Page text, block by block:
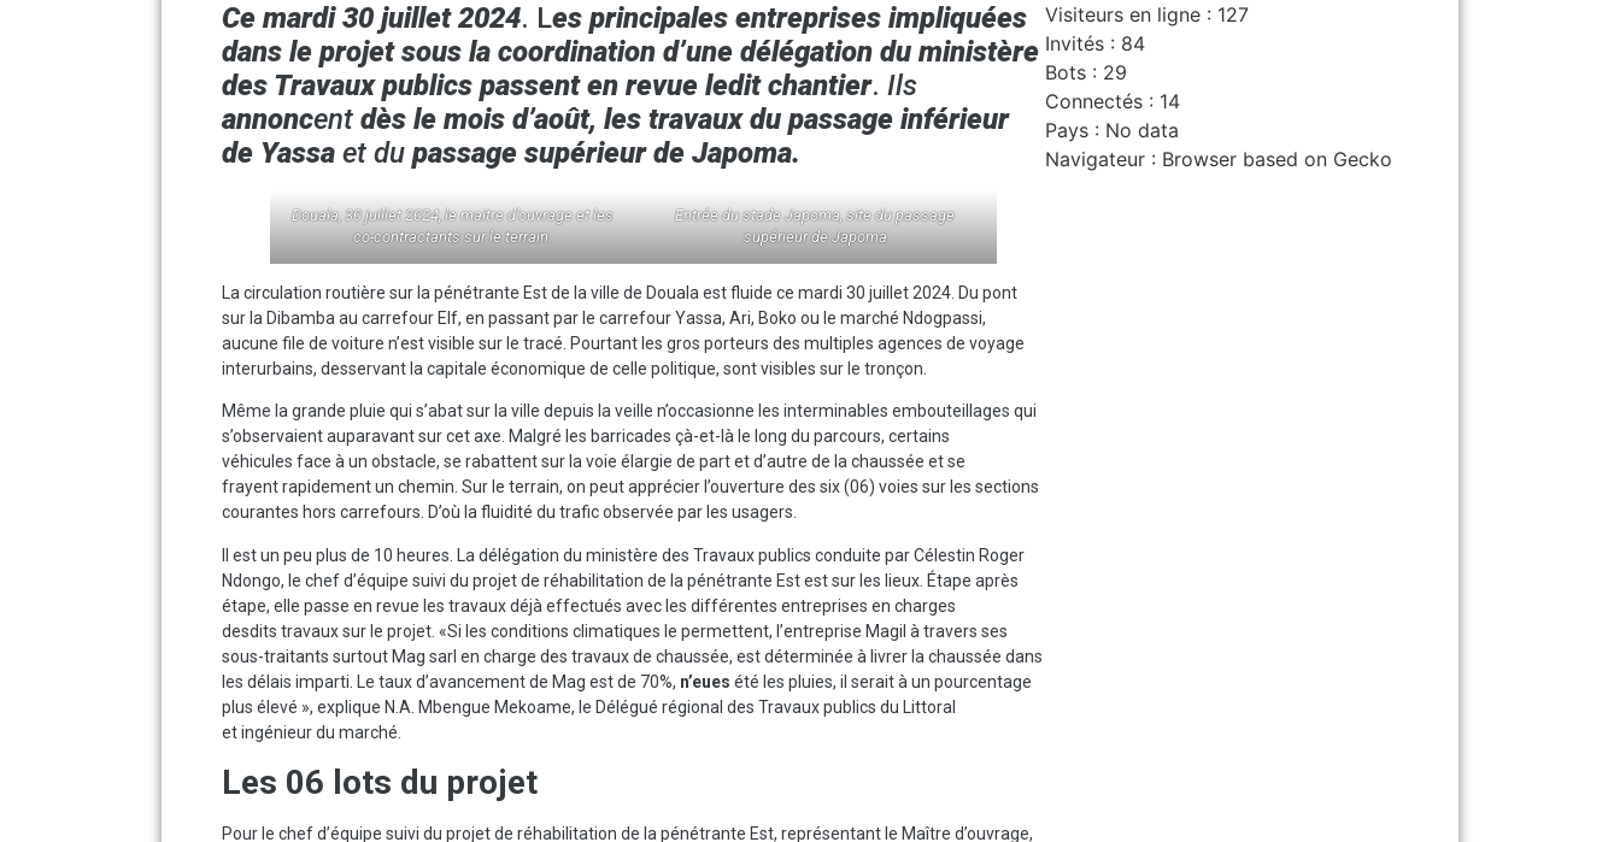
Ce mardi 30 juillet 2024. Les principales entreprises impliquées
dans le projet sous la coordination d’une délégation du ministère
des Travaux publics passent en revue ledit chantier.Ils
annoncent dès le mois d’août, les travaux du passage inférieur
de Yassa et du passage supérieur de Japoma.
Douala, 30 juillet 2024, le maitre d’ouvrage et les
co-contractants sur le terrain.
Entrée du stade Japoma, site du passage
supérieur de Japoma
La circulation routière sur la pénétrante Est de la ville de Douala est fluide ce mardi 30 juillet 2024. Du pont
sur la Dibamba au carrefour Elf, en passant par le carrefour Yassa, Ari, Boko ou le marché Ndogpassi,
aucune file de voiture n’est visible sur le tracé. Pourtant les gros porteurs des multiples agences de voyage
interurbains, desservant la capitale économique de celle politique, sont visibles sur le tronçon.
Même la grande pluie qui s’abat sur la ville depuis la veille n’occasionne les interminables embouteillages qui
s’observaient auparavant sur cet axe. Malgré les barricades çà-et-là le long du parcours, certains
véhicules face à un obstacle, se rabattent sur la voie élargie de part et d’autre de la chaussée et se
frayent rapidement un chemin. Sur le terrain, on peut apprécier l’ouverture des six (06) voies sur les sections
courantes hors carrefours. D’où la fluidité du trafic observée par les usagers.
Il est un peu plus de 10 heures. La délégation du ministère des Travaux publics conduite par Célestin Roger
Ndongo, le chef d’équipe suivi du projet de réhabilitation de la pénétrante Est est sur les lieux. Étape après
étape, elle passe en revue les travaux déjà effectués avec les différentes entreprises en charges
desdits travaux sur le projet. «Si les conditions climatiques le permettent, l’entreprise Magil à travers ses
sous-traitants surtout Mag sarl en charge des travaux de chaussée, est déterminée à livrer la chaussée dans
les délais imparti. Le taux d’avancement de Mag est de 70%, n’eues été les pluies, il serait à un pourcentage
plus élevé », explique N.A. Mbengue Mekoame, le Délégué régional des Travaux publics du Littoral
et ingénieur du marché.
Les 06 lots du projet
Pour le chef d’équipe suivi du projet de réhabilitation de la pénétrante Est, représentant le Maître d’ouvrage,
Visiteurs en ligne : 127
Invités : 84
Bots : 29
Connectés : 14
Pays : No data
Navigateur : Browser based on Gecko